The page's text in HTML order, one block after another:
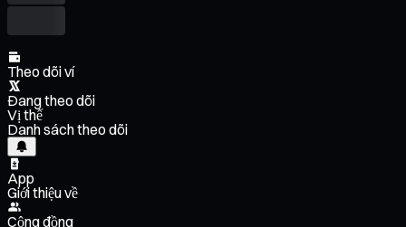
Theo dõi ví
Đang theo dõi
Vị thế
Danh sách theo dõi
App
Giới thiệu về
Cộng đồng